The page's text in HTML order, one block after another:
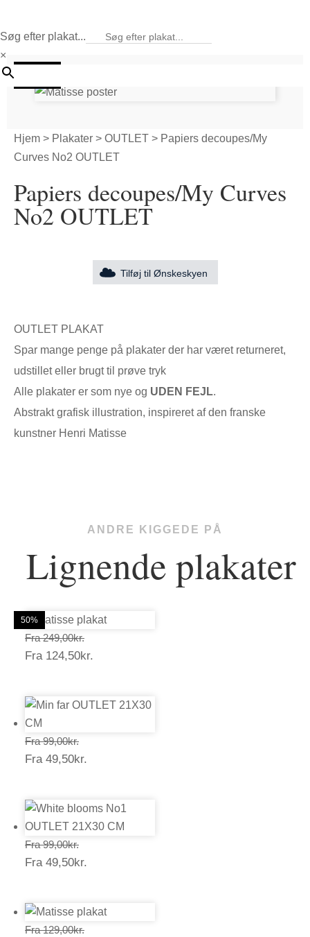
Søg efter plakat...
×
Hjem > Plakater > OUTLET > Papiers decoupes/My
Curves No2 OUTLET
Papiers decoupes/My Curves
No2 OUTLET
Tilføj til Ønskeskyen
OUTLET PLAKAT
Spar mange penge på plakater der har været returneret,
udstillet eller brugt til prøve tryk
Alle plakater er som nye og UDEN FEJL.
Abstrakt grafisk illustration, inspireret af den franske
kunstner Henri Matisse
ANDRE KIGGEDE PÅ
Lignende plakater
50%
Fra 249,00kr.Prisinterval:
249,00kr.
Fra 124,50kr.
50%
Fra 99,00kr.Prisinterval:
99,00kr.
Fra 49,50kr.
50%
Fra 99,00kr.Prisinterval:
99,00kr.
Fra 49,50kr.
50%
Fra 129,00kr.Prisinterval:
50%
50%